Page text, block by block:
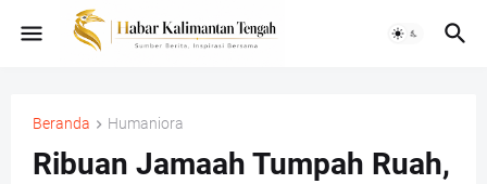
Beranda Humaniora
Ribuan Jamaah Tumpah Ruah,